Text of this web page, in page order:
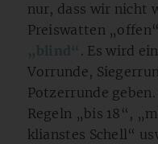
nur, dass wir nicht
Preiswatten
„blind“ . Es wird
Vorrunde,
Potzerrunde
Regeln „bis 18“,
klianstes Schell“